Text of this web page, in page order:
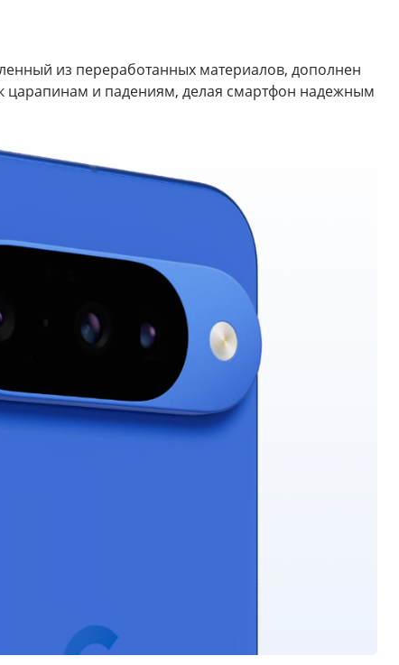
из переработанных материалов, дополнен
царапинам и падениям, делая смартфон надежным